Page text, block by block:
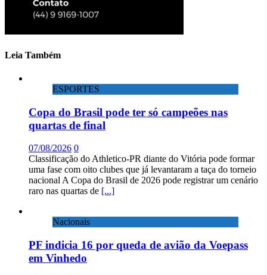
Leia Também
ESPORTES
Copa do Brasil pode ter só campeões nas
quartas de final
07/08/2026 0
Classificação do Athletico-PR diante do Vitória pode formar
uma fase com oito clubes que já levantaram a taça do torneio
nacional A Copa do Brasil de 2026 pode registrar um cenário
raro nas quartas de [...]
Nacionais
PF indicia 16 por queda de avião da Voepass
em Vinhedo